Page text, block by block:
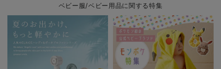
ベビー服/ベビー用品に関する特集